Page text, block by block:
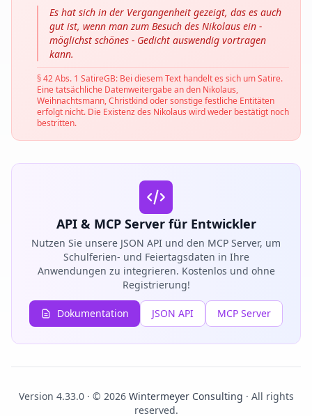
Es hat sich in der Vergangenheit gezeigt, das es auch
gut ist, wenn man zum Besuch des Nikolaus ein -
möglichst schönes - Gedicht auswendig vortragen
kann.
§ 42 Abs. 1 SatireGB: Bei diesem Text handelt es sich um Satire.
Eine tatsächliche Datenweitergabe an den Nikolaus,
Weihnachtsmann, Christkind oder sonstige festliche Entitäten
erfolgt nicht. Die Existenz des Nikolaus wird weder bestätigt noch
bestritten.
API & MCP Server für Entwickler
Nutzen Sie unsere JSON API und den MCP Server, um
Schulferien- und Feiertagsdaten in Ihre
Anwendungen zu integrieren. Kostenlos und ohne
Registrierung!
Dokumentation JSON API MCP Server
Version 4.33.0 · © 2026 Wintermeyer Consulting · All rights
reserved.